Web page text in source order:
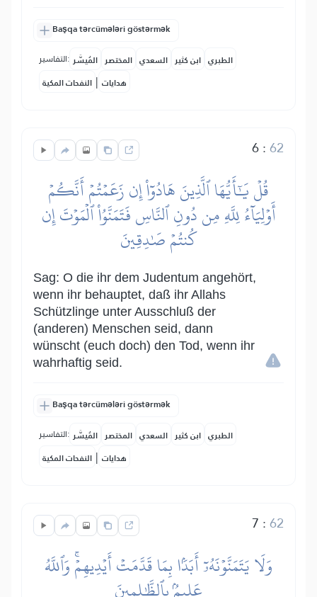
Başqa tərcümələri göstərmək
التفاسير: المُيسَّر المختصر السعدي ابن كثير الطبري
النفحات المكية | هدايات
6:62
قُلۡ يَٰٓأَيُّهَا ٱلَّذِينَ هَادُوٓاْ إِن زَعَمۡتُمۡ أَنَّكُمۡ
أَوۡلِيَآءُ لِلَّهِ مِن دُونِ ٱلنَّاسِ فَتَمَنَّوُاْ ٱلۡمَوۡتَ إِن
كُنتُمۡ صَٰدِقِينَ
Sag: O die ihr dem Judentum angehört,
wenn ihr behauptet, daß ihr Allahs
Schützlinge unter Ausschluß der
(anderen) Menschen seid, dann
wünscht (euch doch) den Tod, wenn ihr
wahrhaftig seid.
Başqa tərcümələri göstərmək
التفاسير: المُيسَّر المختصر السعدي ابن كثير الطبري
النفحات المكية | هدايات
7 :62
وَلَا يَتَمَنَّوۡنَهُۥٓ أَبَدَۢا بِمَا قَدَّمَتۡ أَيۡدِيهِمۡۚ وَٱللَّهُ
عَلِيمُۢ بِٱلظَّٰلِمِينَ